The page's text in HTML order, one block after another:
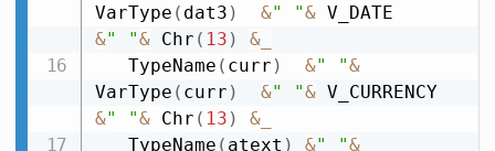
VarType ( dat3 ) &" "&
&" "& Chr ( 13 ) &_
   TypeName
( curr ) &" "&
VarType ( curr ) &" "&
&" "& Chr ( 13 ) &_
   TypeName
( atext ) &" "&